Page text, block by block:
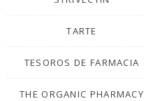
TARTE
TESOROS DE FARMACIA
THE ORGANIC PHARMACY